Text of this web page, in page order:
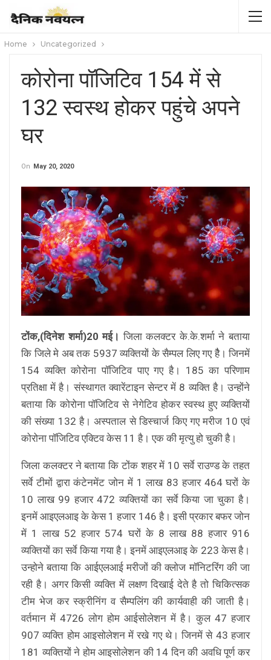
Home Uncategorized
कोरोना पॉजिटिव 154 में से
132 स्वस्थ होकर पहुंचे अपने
घर
On May 20, 2020
टोंक,(दिनेश शर्मा)20 मई। जिला कलक्टर के.के.शर्मा ने बताया
कि जिले मे अब तक 5937 व्यक्तियों के सैम्पल लिए गए हैै। जिनमें
154 व्यक्ति कोरोना पॉजिटिव पाए गए है। 185 का परिणाम
प्रतिक्षा में है। संस्थागत क्वारेंटाइन सेन्टर में 8 व्यक्ति है। उन्होंने
बताया कि कोरोना पॉजिटिव से नेगेटिव होकर स्वस्थ हुए व्यक्तियों
की संख्या 132 है। अस्पताल से डिस्चार्ज किए गए मरीज 10 एवं
कोरोना पॉजिटिव एक्टिव केस 11 है। एक की मृत्यु हो चुकी है।
जिला कलक्टर ने बताया कि टोंक शहर में 10 सर्वे राउण्ड के तहत
सर्वे टीमों द्वारा कंटेनमेंट जोन में 1 लाख 83 हजार 464 घरों के
10 लाख 99 हजार 472 व्यक्तियों का सर्वे किया जा चुका है।
इनमें आइएलआइ के केस 1 हजार 146 है। इसी प्रकार बफर जोन
में 1 लाख 52 हजार 574 घरों के 8 लाख 88 हजार 916
व्यक्तियों का सर्वे किया गया है। इनमें आइएलआइ के 223 केस है।
उन्होने बताया कि आईएलआई मरीजों की क्लोज मॉनिटरिंग की जा
रही है। अगर किसी व्यक्ति में लक्षण दिखाई देते है तो चिकित्सक
टीम भेज कर स्क्रीनिंग व सैम्पलिंग की कार्यवाही की जाती है।
वर्तमान में 4726 लोग होम आईसोलेशन में है। कुल 47 हजार
907 व्यक्ति होम आइसोलेशन में रखे गए थे। जिनमें से 43 हजार
181 व्यक्तियों ने होम आइसोलेशन की 14 दिन की अवधि पूर्ण कर